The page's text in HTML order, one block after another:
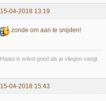
15-04-2018 13:19
zonde om aan te snijden!
Haast is enkel goed als je vliegen vangt.
15-04-2018 15:43